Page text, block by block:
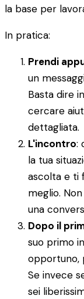
la base per
In pratica:
Prendi
un
Basta dire
cercare
dettagliata.
L'incontro:
la tua
ascolta e ti
meglio.
una
Dopo il
suo primo
opportuno,
Se invece
sei